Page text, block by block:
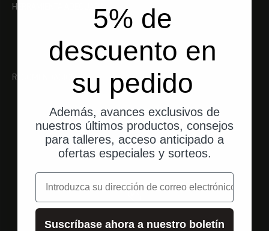
HERRAMIENTA ADECUADA
RECOMENDACIONES
5% de
descuento en
su pedido
Además, avances exclusivos de
nuestros últimos productos, consejos
para talleres, acceso anticipado a
ofertas especiales y sorteos.
correo electrónico
Suscríbase ahora a nuestro boletín